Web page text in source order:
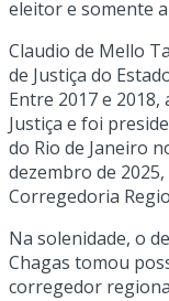
eleitor e somente a
Claudio de Mello
de Justiça do
Entre 2017 e
Justiça e foi
do Rio de Janeiro
dezembro de
Corregedoria
Na solenidade, o
Chagas tomou
corregedor